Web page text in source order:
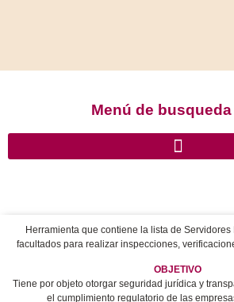
Menú de
Herramienta que contiene la lista de
facultados para realizar inspecciones,
OBJETIVO
Tiene por objeto otorgar seguridad jurídica y
el cumplimiento regulatorio de las